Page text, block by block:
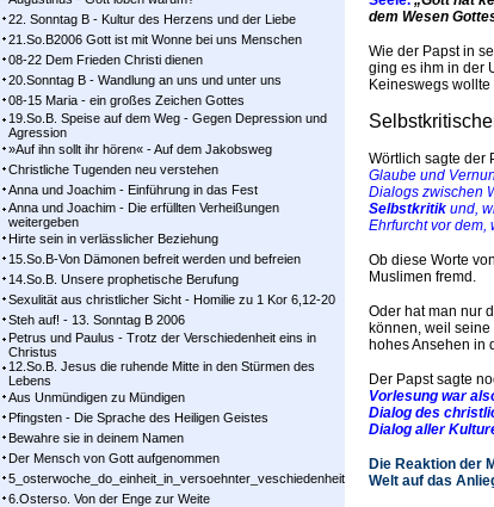
22. Sonntag B - Kultur des Herzens und der Liebe
21.So.B2006 Gott ist mit Wonne bei uns Menschen
08-22 Dem Frieden Christi dienen
20.Sonntag B - Wandlung an uns und unter uns
08-15 Maria - ein großes Zeichen Gottes
19.So.B. Speise auf dem Weg - Gegen Depression und
Agression
»Auf ihn sollt ihr hören« - Auf dem Jakobsweg
Christliche Tugenden neu verstehen
Anna und Joachim - Einführung in das Fest
Anna und Joachim - Die erfüllten Verheißungen
weitergeben
Hirte sein in verlässlicher Beziehung
15.So.B-Von Dämonen befreit werden und befreien
14.So.B. Unsere prophetische Berufung
Sexulität aus christlicher Sicht - Homilie zu 1 Kor 6,12-20
Steh auf! - 13. Sonntag B 2006
Petrus und Paulus - Trotz der Verschiedenheit eins in
Christus
12.So.B. Jesus die ruhende Mitte in den Stürmen des
Lebens
Aus Unmündigen zu Mündigen
Pfingsten - Die Sprache des Heiligen Geistes
Bewahre sie in deinem Namen
Der Mensch von Gott aufgenommen
5_osterwoche_do_einheit_in_versoehnter_veschiedenheit
6.Osterso. Von der Enge zur Weite
dem Wesen
Wie der Papst in
ging es ihm in der
Keineswegs
Wörtlich sagte der
Glaube und
Dialogs zwischen
Selbstkritik und,
Ehrfurcht vor dem,
Ob diese Worte
Muslimen fremd.
Oder hat man nur
können, weil seine
hohes Ansehen in
Der Papst sagte
Vorlesung war
Dialog des
Dialog aller
Die Reaktion der
Welt auf das